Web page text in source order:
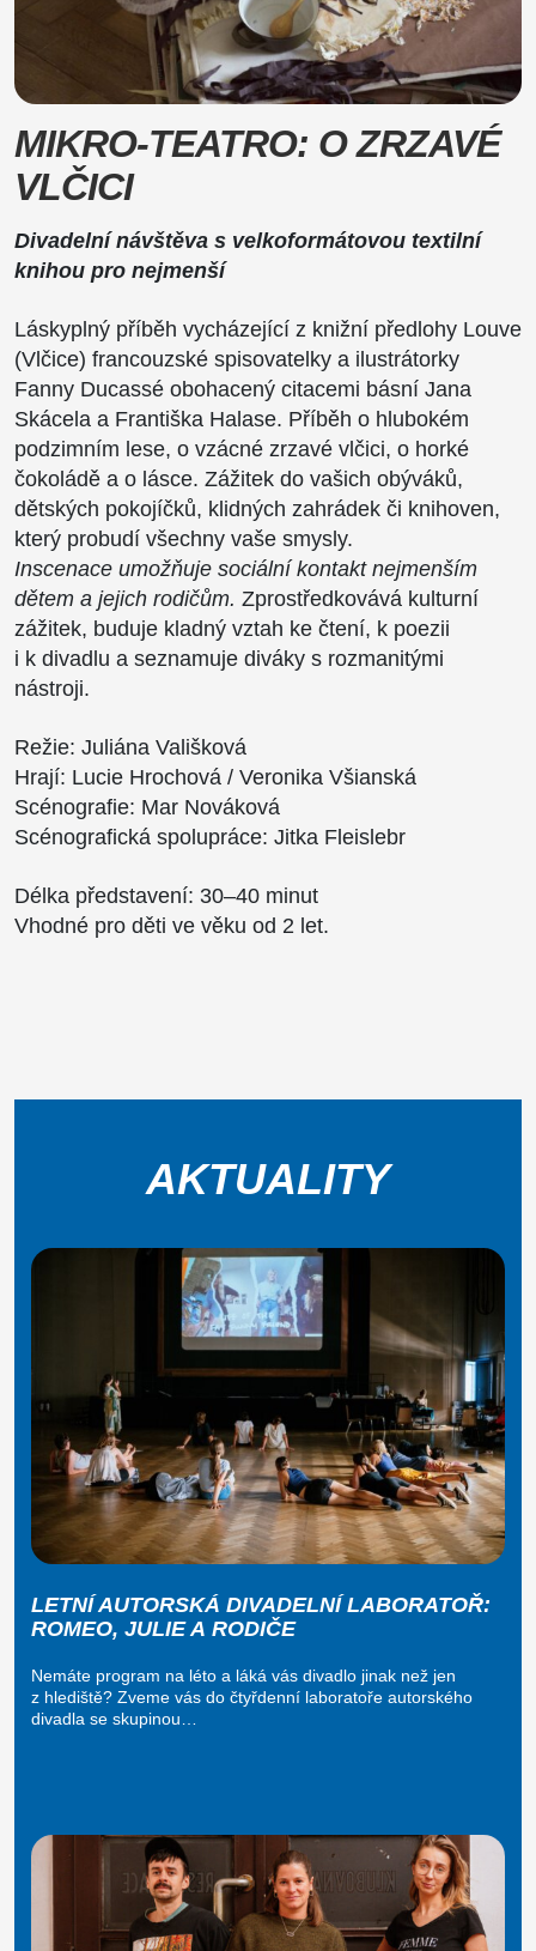
MIKRO-TEATRO: O ZRZAVÉ
VLČICI
Divadelní návštěva s velkoformátovou textilní
knihou pro nejmenší
Láskyplný příběh vycházející z knižní předlohy Louve
(Vlčice) francouzské spisovatelky a ilustrátorky
Fanny Ducassé obohacený citacemi básní Jana
Skácela a Františka Halase. Příběh o hlubokém
podzimním lese, o vzácné zrzavé vlčici, o horké
čokoládě a o lásce. Zážitek do vašich obýváků,
dětských pokojíčků, klidných zahrádek či knihoven,
který probudí všechny vaše smysly.
Inscenace umožňuje sociální kontakt nejmenším
dětem a jejich rodičům. Zprostředkovává kulturní
zážitek, buduje kladný vztah ke čtení, k poezii
i k divadlu a seznamuje diváky s rozmanitými
nástroji.
Režie: Juliána Vališková
Hrají: Lucie Hrochová / Veronika Všianská
Scénografie: Mar Nováková
Scénografická spolupráce: Jitka Fleislebr
Délka představení: 30–40 minut
Vhodné pro děti ve věku od 2 let.
AKTUALITY
LETNÍ AUTORSKÁ DIVADELNÍ LABORATOŘ:
ROMEO, JULIE A RODIČE
Nemáte program na léto a láká vás divadlo jinak než jen
z hlediště? Zveme vás do čtyřdenní laboratoře autorského
divadla se skupinou…